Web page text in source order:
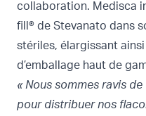
collaboration. Medisca
fill® de Stevanato dans
stériles, élargissant
d’emballage haut de
« Nous sommes ravis
pour distribuer nos